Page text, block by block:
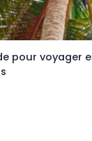
pour voyager